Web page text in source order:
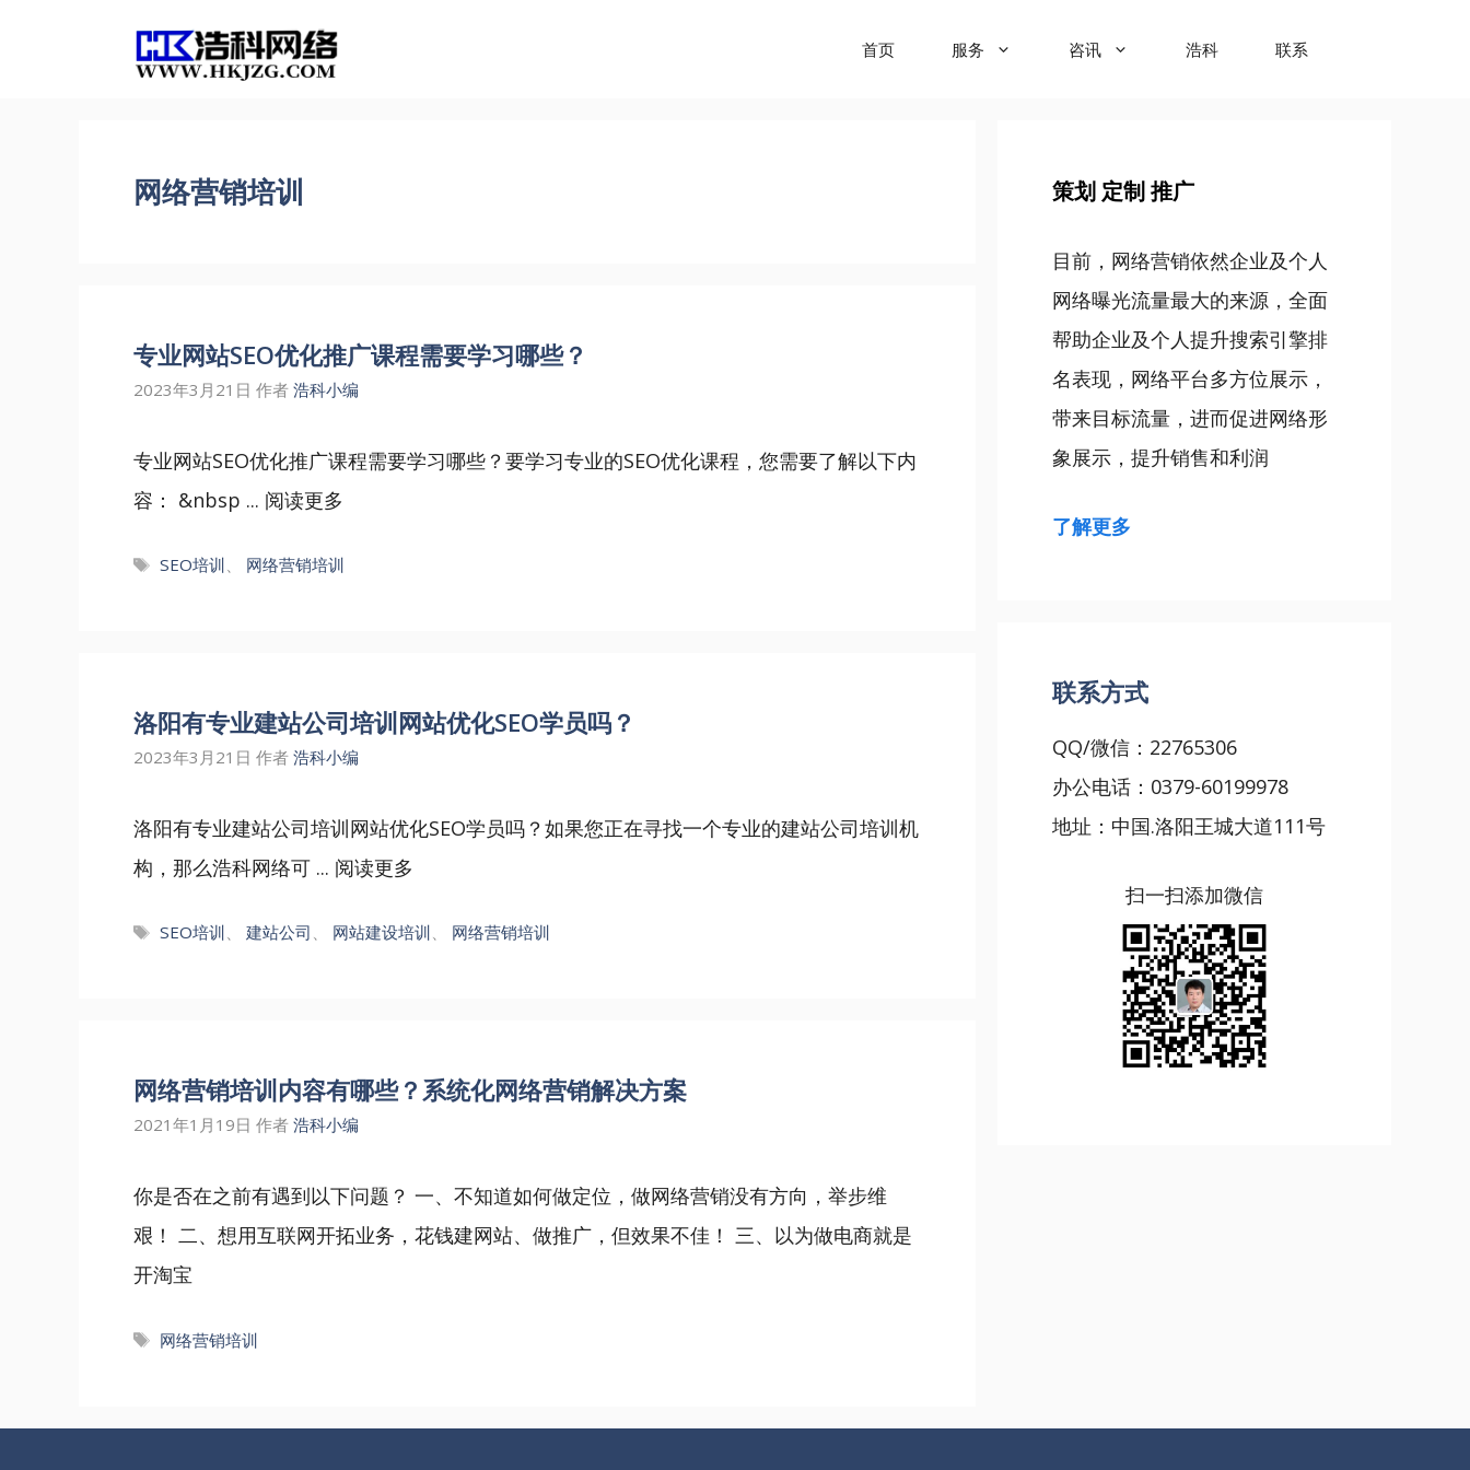
首页 服务 咨讯 浩科 联系
网络营销培训
专业网站SEO优化推广课程需要学习哪些？
2023年3月21日 作者 浩科小编
专业网站SEO优化推广课程需要学习哪些？要学习专业的SEO优化课程，您需要了解以下内
容： &nbsp ... 阅读更多
标
SEO培训、 网络营销培训
洛阳有专业建站公司培训网站优化SEO学员吗？
2023年3月21日 作者 浩科小编
洛阳有专业建站公司培训网站优化SEO学员吗？如果您正在寻找一个专业的建站公司培训机
构，那么浩科网络可 ... 阅读更多
标
SEO培训、建站公司 、 网站建设培训、 网络营销培训
网络营销培训内容有哪些？系统化网络营销解决方案
2021年1月19日 作者 浩科小编
你是否在之前有遇到以下问题？ 一、不知道如何做定位，做网络营销没有方向，举步维
艰！ 二、想用互联网开拓业务，花钱建网站、做推广，但效果不佳！ 三、以为做电商就是
开淘宝
标
网络营销培训
策划 定制 推广
目前，网络营销依然企业及个人
网络曝光流量最大的来源，全面
帮助企业及个人提升搜索引擎排
名表现，网络平台多方位展示，
带来目标流量，进而促进网络形
象展示，提升销售和利润
了解更多
联系方式
QQ/微信：22765306
办公电话：0379-60199978
地址：中国.洛阳王城大道111号
扫一扫添加微信